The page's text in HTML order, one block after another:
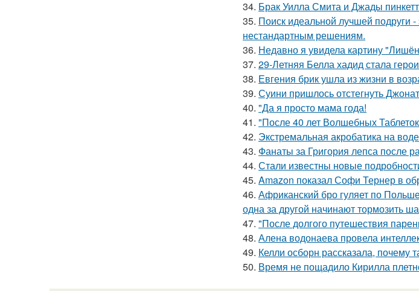
34. Брак Уилла Смита и Джады
35. Поиск идеальной лучшей подруги -
нестандартным решениям.
36. Недавно я увидела картину
37. 29-Летняя Белла хадид стала
38. Евгения брик ушла из жизни в
39. Суини пришлось отстегнуть
40. "Да я просто мама года!
41. "После 40 лет Волшебных
42. Экстремальная акробатика на
43. Фанаты за Григория лепса после
44. Стали известны новые
45. Amazon показал Софи Тернер в
46. Африканский бро гуляет по
одна за другой начинают тормозить
47. "После долгого путешествия
48. Алена водонаева провела
49. Келли осборн рассказала, почему
50. Время не пощадило Кирилла